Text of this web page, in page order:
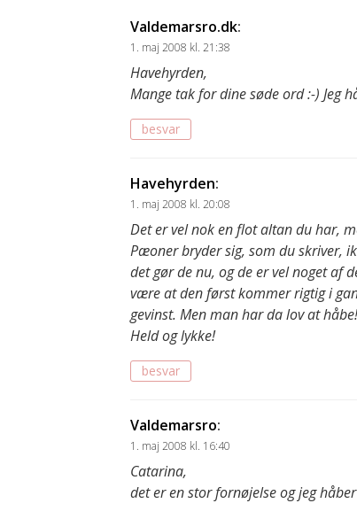
Valdemarsro.dk:
1. maj 2008 kl. 21:38
Havehyrden,
Mange tak for dine søde ord :-) Jeg
besvar
Havehyrden:
1. maj 2008 kl. 20:08
Det er vel nok en flot altan du har,
Pæoner bryder sig, som du skriver,
det gør de nu, og de er vel noget af
være at den først kommer rigtig i
gevinst. Men man har da lov at håbe!
Held og lykke!
besvar
Valdemarsro:
1. maj 2008 kl. 16:40
Catarina,
det er en stor fornøjelse og jeg